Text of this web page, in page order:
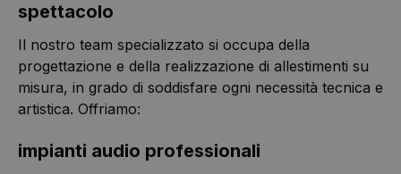
spettacolo
Il nostro team specializzato si occupa della
progettazione e della realizzazione di allestimenti su
misura, in grado di soddisfare ogni necessità tecnica e
artistica. Offriamo:
impianti audio professionali